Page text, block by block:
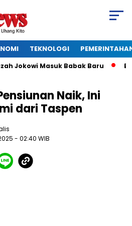
TEKNOLOGI
Masuk Babak Baru
Naik, Ini
dari Taspen
- 02:40 WIB